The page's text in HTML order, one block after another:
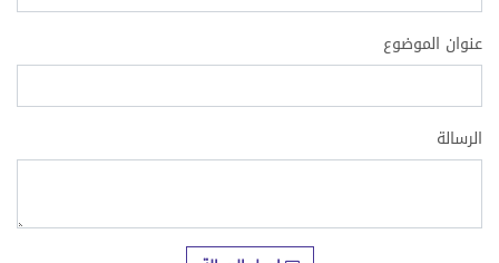
الرسالة
ارسل الرسالة